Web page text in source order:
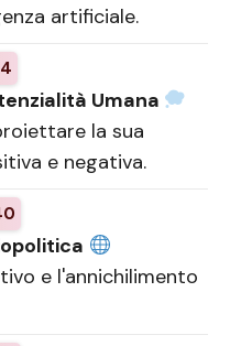
artificiale.
Umana
la sua
e negativa.
e l'annichilimento